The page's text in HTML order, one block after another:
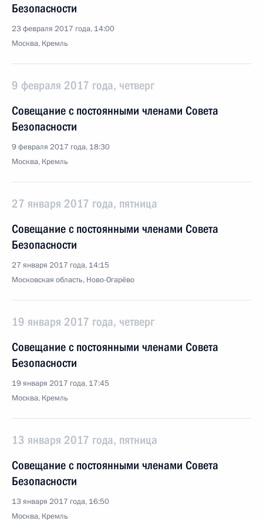
Безопасности
23 февраля 2017 года, 14:00
Москва, Кремль
9 февраля 2017 года, четверг
Совещание с постоянными членами Совета
Безопасности
9 февраля 2017 года, 18:30
Москва, Кремль
27 января 2017 года, пятница
Совещание с постоянными членами Совета
Безопасности
27 января 2017 года, 14:15
Московская область, Ново-Огарёво
19 января 2017 года, четверг
Совещание с постоянными членами Совета
Безопасности
19 января 2017 года, 17:45
Москва, Кремль
13 января 2017 года, пятница
Совещание с постоянными членами Совета
Безопасности
13 января 2017 года, 16:50
Москва, Кремль